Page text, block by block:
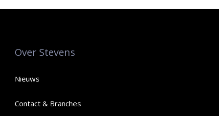
Over Stevens
Nieuws
Contact & Branches